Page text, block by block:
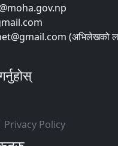
(अभिलेखको
Privacy Policy